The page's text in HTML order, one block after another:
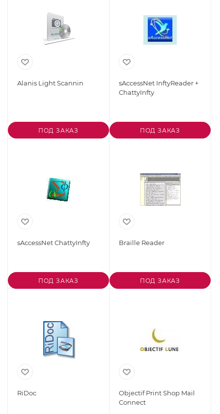
Alanis Light Scannin
ПОД ЗАКАЗ
sAccessNet InftyReader +
ChattyInfty
ПОД ЗАКАЗ
sAccessNet ChattyInfty
ПОД ЗАКАЗ
Braille Reader
ПОД ЗАКАЗ
RiDoc
Objectif Print Shop Mail
Connect